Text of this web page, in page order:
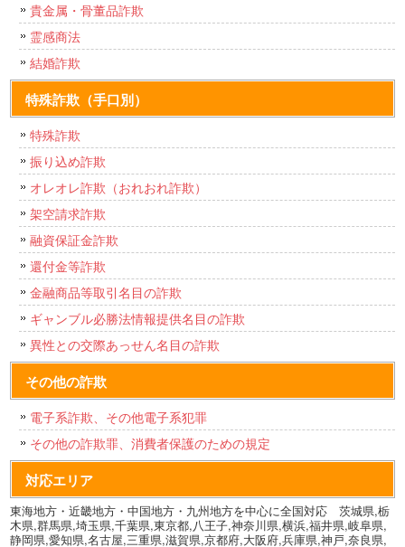
貴金属・骨董品詐欺
霊感商法
結婚詐欺
特殊詐欺（手口別）
特殊詐欺
振り込め詐欺
オレオレ詐欺（おれおれ詐欺）
架空請求詐欺
融資保証金詐欺
還付金等詐欺
金融商品等取引名目の詐欺
ギャンブル必勝法情報提供名目の詐欺
異性との交際あっせん名目の詐欺
その他の詐欺
電子系詐欺、その他電子系犯罪
その他の詐欺罪、消費者保護のための規定
対応エリア
東海地方・近畿地方・中国地方・九州地方を中心に全国対応 茨城県,栃
木県,群馬県,埼玉県,千葉県,東京都,八王子,神奈川県,横浜,福井県,岐阜県,
静岡県,愛知県,名古屋,三重県,滋賀県,京都府,大阪府,兵庫県,神戸,奈良県,